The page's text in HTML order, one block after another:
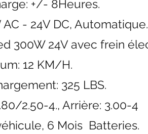
+/- 8Heures.
AC - 24V DC, Automatique.
300W 24V avec frein
12 KM/H.
325 LBS.
2.50-4., Arrière: 3.00-4
6 Mois Batteries.